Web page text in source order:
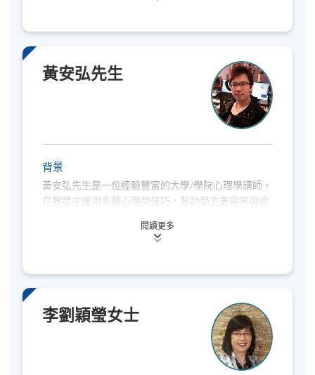
實力或智慧，而是源於組織的適應能力，以及團隊建
立協作夥伴關係的能力。基於這個理念，他專注協助
跨企業戰略及營運層面，包括管理團隊協調、持份者
關係建立、領導才能發展、人才評估、心理測量、績
效管理以及培訓計劃等重要領域。
黃安弘先生
背景
黃安弘先生是一位經驗豐富的大學/學院心理學講師，
在教學中運用多種心理學技巧，幫助學生更容易吸收
位和教育文憑，並在美國完成了教育心理學碩士學
導學生應對心理學考試。
自 2009 年以來，他一直是香港流行音樂界屢獲殊榮
的製作人、編曲家和作曲家。近年來，他將音樂和正
向心理學相結合，幫助學生提高生活滿意度。
閱讀更多
李劉穎瑩女士